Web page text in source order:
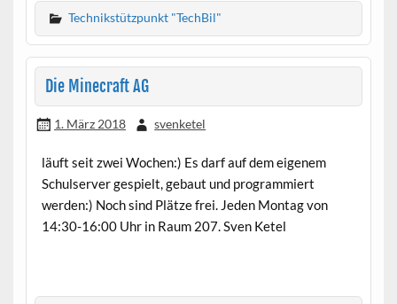
Technikstützpunkt "TechBil"
Die Minecraft AG
1. März 2018 svenketel
läuft seit zwei Wochen:) Es darf auf dem eigenem
Schulserver gespielt, gebaut und programmiert
werden:) Noch sind Plätze frei. Jeden Montag von
14:30-16:00 Uhr in Raum 207. Sven Ketel